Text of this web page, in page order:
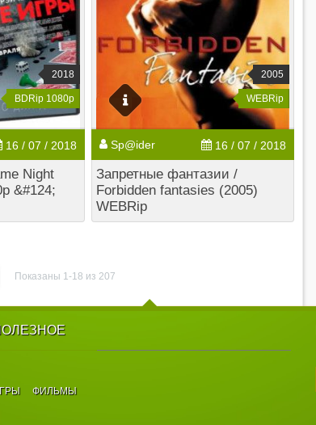
2018
BDRip 1080p
16 / 07 / 2018
Night
&#124;
2005
WEBRip
Sp@ider 16 / 07 / 2018
Запретные фантазии /
Forbidden fantasies (2005)
WEBRip
Показаны 1-18 из 207
ФИЛЬМЫ